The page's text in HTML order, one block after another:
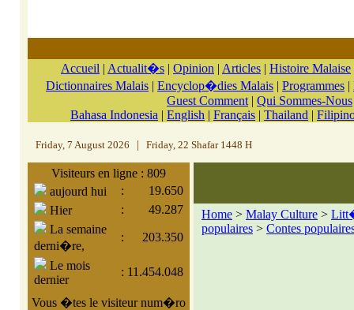
Accueil | Actualit�s | Opinion | Articles | Histoire Malaise
Dictionnaires Malais | Encyclop�dies Malais | Programmes |
Guest Comment | Qui Sommes-Nous
Bahasa Indonesia | English | Français | Thailand |
Friday, 7 August 2026 Friday, 22 Shafar 1448 H
Visiteurs en ligne : 809
aujourd hui
:
19.650
Hier
:
49.287
La semaine
derni�re,
: 203.350
Le mois
dernier
: 11.454.048
Vous �tes le visiteur num�ro
Home > Malay Culture >
populaires > Contes